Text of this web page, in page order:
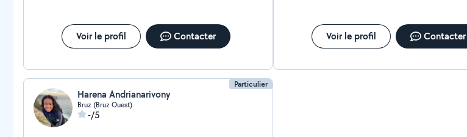
Voir le profil Contacter Voir le profil Contacter
Particulier
Harena Andrianarivony
Bruz (Bruz Ouest)
-/5